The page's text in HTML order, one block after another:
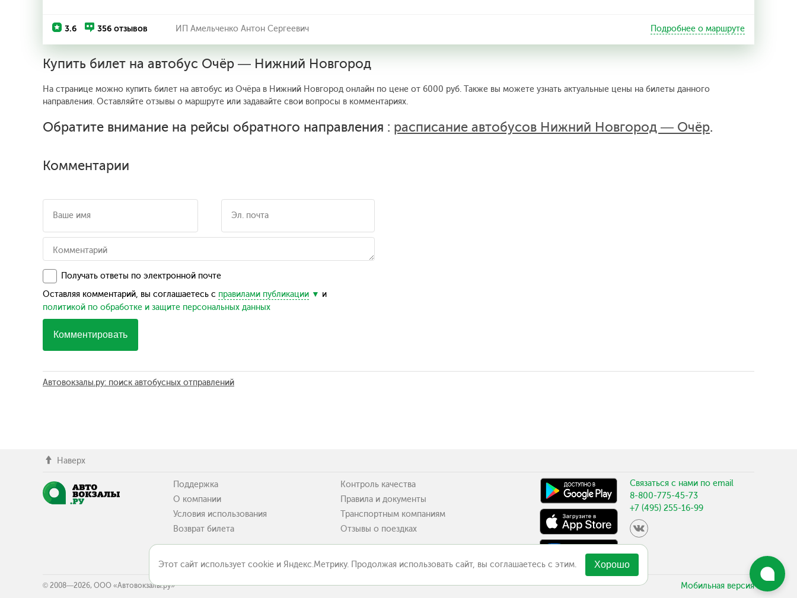
Этот сайт использует cookie и Яндекс.Метрику. Продолжая использовать сайт, вы соглашаетесь с этим. Хорошо
3.6 356 отзывов ИП Амельченко Антон Сергеевич Подробнее о маршруте
Купить билет на автобус Очёр — Нижний Новгород
На странице можно купить билет на автобус из Очёра в Нижний Новгород онлайн по цене от 6000 руб. Также вы можете узнать актуальные цены на билеты данного
направления. Оставляйте отзывы о маршруте или задавайте свои вопросы в комментариях.
Обратите внимание на рейсы обратного направления : расписание автобусов Нижний Новгород — Очёр.
Комментарии
Получать ответы по электронной почте
Оставляя комментарий, вы соглашаетесь с правилами публикации
и
политикой по обработке и защите персональных данных
Комментировать
Автовокзалы.ру: поиск автобусных отправлений
Наверх
Поддержка
О компании
Условия использования
Возврат билета
Контроль качества
Правила и документы
Транспортным компаниям
Отзывы о поездках
Связаться с нами по email
8-800-775-45-73
+7 (495) 255-16-99
© 2008—2026, ООО «Автовокзалы.ру» Мобильная версия